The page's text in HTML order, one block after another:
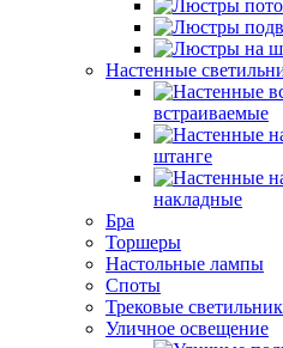
Настенные
встраиваемые
штанге
накладные
Бра
Торшеры
Настольные лампы
Споты
Трековые
Уличное освещение